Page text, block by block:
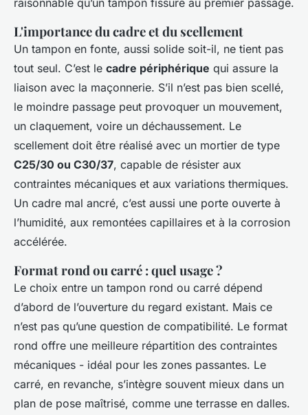
raisonnable qu’un tampon fissuré au premier passage.
L'importance du cadre et du scellement
Un tampon en fonte, aussi solide soit-il, ne tient pas
tout seul. C’est le cadre périphérique qui assure la
liaison avec la maçonnerie. S’il n’est pas bien scellé,
le moindre passage peut provoquer un mouvement,
un claquement, voire un déchaussement. Le
scellement doit être réalisé avec un mortier de type
C25/30 ou C30/37, capable de résister aux
contraintes mécaniques et aux variations thermiques.
Un cadre mal ancré, c’est aussi une porte ouverte à
l’humidité, aux remontées capillaires et à la corrosion
accélérée.
Format rond ou carré : quel usage ?
Le choix entre un tampon rond ou carré dépend
d’abord de l’ouverture du regard existant. Mais ce
n’est pas qu’une question de compatibilité. Le format
rond offre une meilleure répartition des contraintes
mécaniques - idéal pour les zones passantes. Le
carré, en revanche, s’intègre souvent mieux dans un
plan de pose maîtrisé, comme une terrasse en dalles.